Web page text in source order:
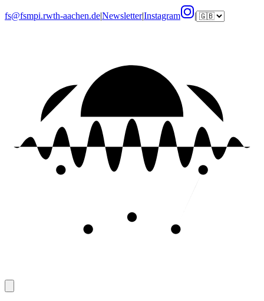
fs@fsmpi.rwth-aachen.de|Newsletter|Instagram |